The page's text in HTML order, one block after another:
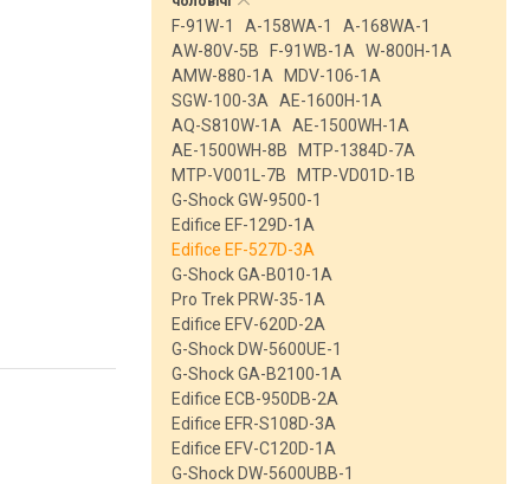
F-91W-1 A-158WA-1
A-168WA-1
AW-80V-5B
F-91WB-1A
W-800H-1A
AMW-880-1A
MDV-106-1A
SGW-100-3A
AE-1600H-1A
AQ-S810W-1A
AE-1500WH-1A
AE-1500WH-8B
MTP-1384D-7A
MTP-V001L-7B
MTP-VD01D-1B
G-Shock GW-9500-1
Edifice EF-129D-1A
Edifice EF-527D-3A
G-Shock GA-B010-1A
Pro Trek PRW-35-1A
Edifice EFV-620D-2A
G-Shock DW-5600UE-1
G-Shock GA-B2100-1A
Edifice ECB-950DB-2A
Edifice EFR-S108D-3A
Edifice EFV-C120D-1A
G-Shock DW-5600UBB-1